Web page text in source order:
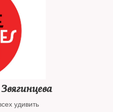
удивить